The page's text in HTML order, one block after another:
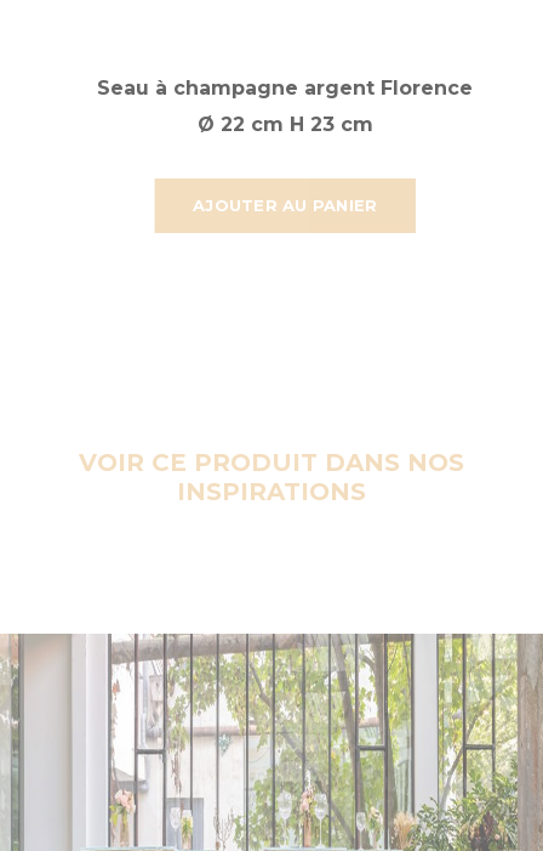
AJOUTER AU PANIER
Seau à champagne argent Florence
Ø 22 cm H 23 cm
VOIR CE PRODUIT DANS NOS
INSPIRATIONS